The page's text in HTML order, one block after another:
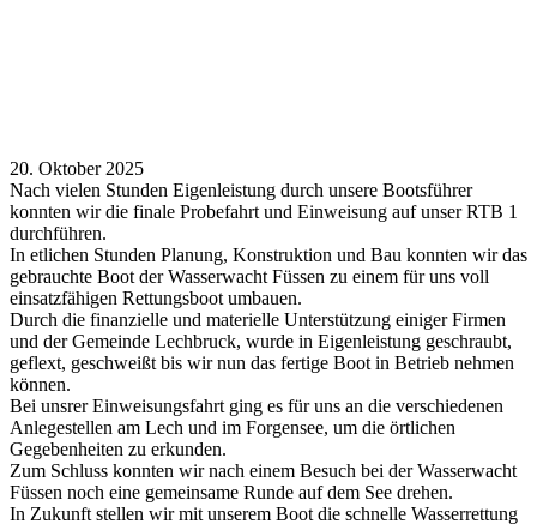
20. Oktober 2025
Nach vielen Stunden Eigenleistung durch unsere Bootsführer
konnten wir die finale Probefahrt und Einweisung auf unser RTB 1
durchführen.
In etlichen Stunden Planung, Konstruktion und Bau konnten wir das
gebrauchte Boot der Wasserwacht Füssen zu einem für uns voll
einsatzfähigen Rettungsboot umbauen.
Durch die finanzielle und materielle Unterstützung einiger Firmen
und der Gemeinde Lechbruck, wurde in Eigenleistung geschraubt,
geflext, geschweißt bis wir nun das fertige Boot in Betrieb nehmen
können.
Bei unsrer Einweisungsfahrt ging es für uns an die verschiedenen
Anlegestellen am Lech und im Forgensee, um die örtlichen
Gegebenheiten zu erkunden.
Zum Schluss konnten wir nach einem Besuch bei der Wasserwacht
Füssen noch eine gemeinsame Runde auf dem See drehen.
In Zukunft stellen wir mit unserem Boot die schnelle Wasserrettung